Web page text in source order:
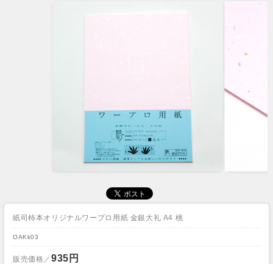
紙司柿本オリジナルワープロ用紙 金銀大礼 A4 桃
OAKk03
販売価格／935円